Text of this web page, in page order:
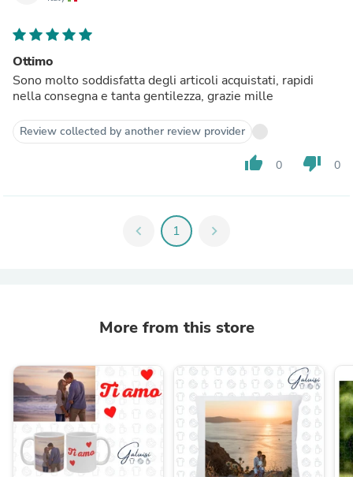
Ottimo
Sono molto soddisfatta degli articoli acquistati, rapidi
nella consegna e tanta gentilezza, grazie mille
Review collected by another review provider
thumb_up 0 thumb_down 0
chevron_left 1 chevron_right
More from this store